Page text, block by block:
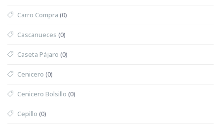
Carro Compra (0)
Cascanueces (0)
Caseta Pájaro (0)
Cenicero (0)
Cenicero Bolsillo (0)
Cepillo (0)